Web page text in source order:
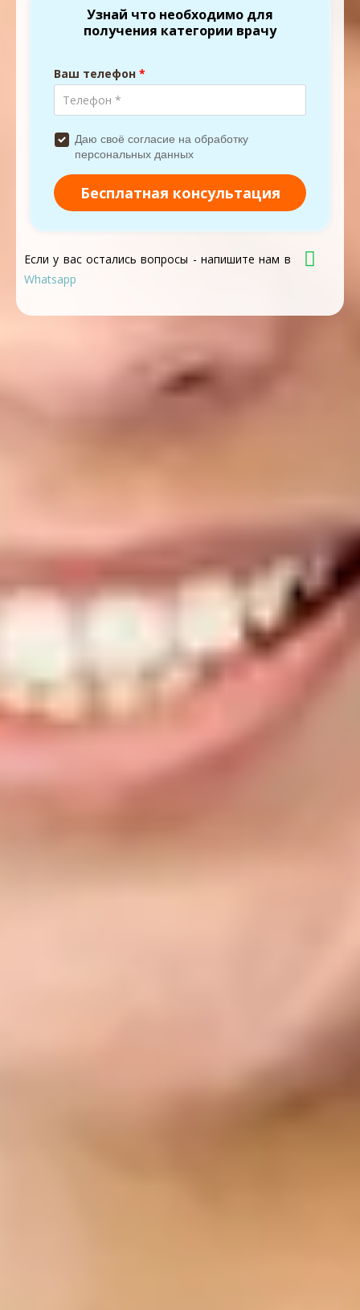
Если у вас остались вопросы - напишите нам в
Whatsapp